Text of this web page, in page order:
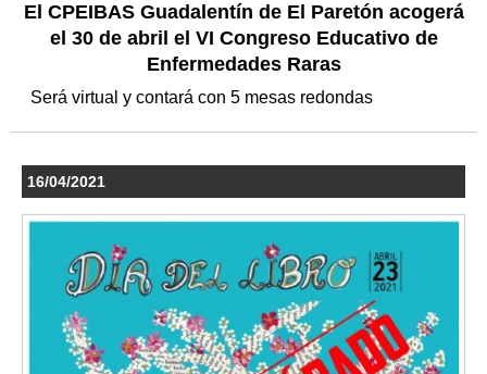
El CPEIBAS Guadalentín de El Paretón acogerá
el 30 de abril el VI Congreso Educativo de
Enfermedades Raras
Será virtual y contará con 5 mesas redondas
16/04/2021